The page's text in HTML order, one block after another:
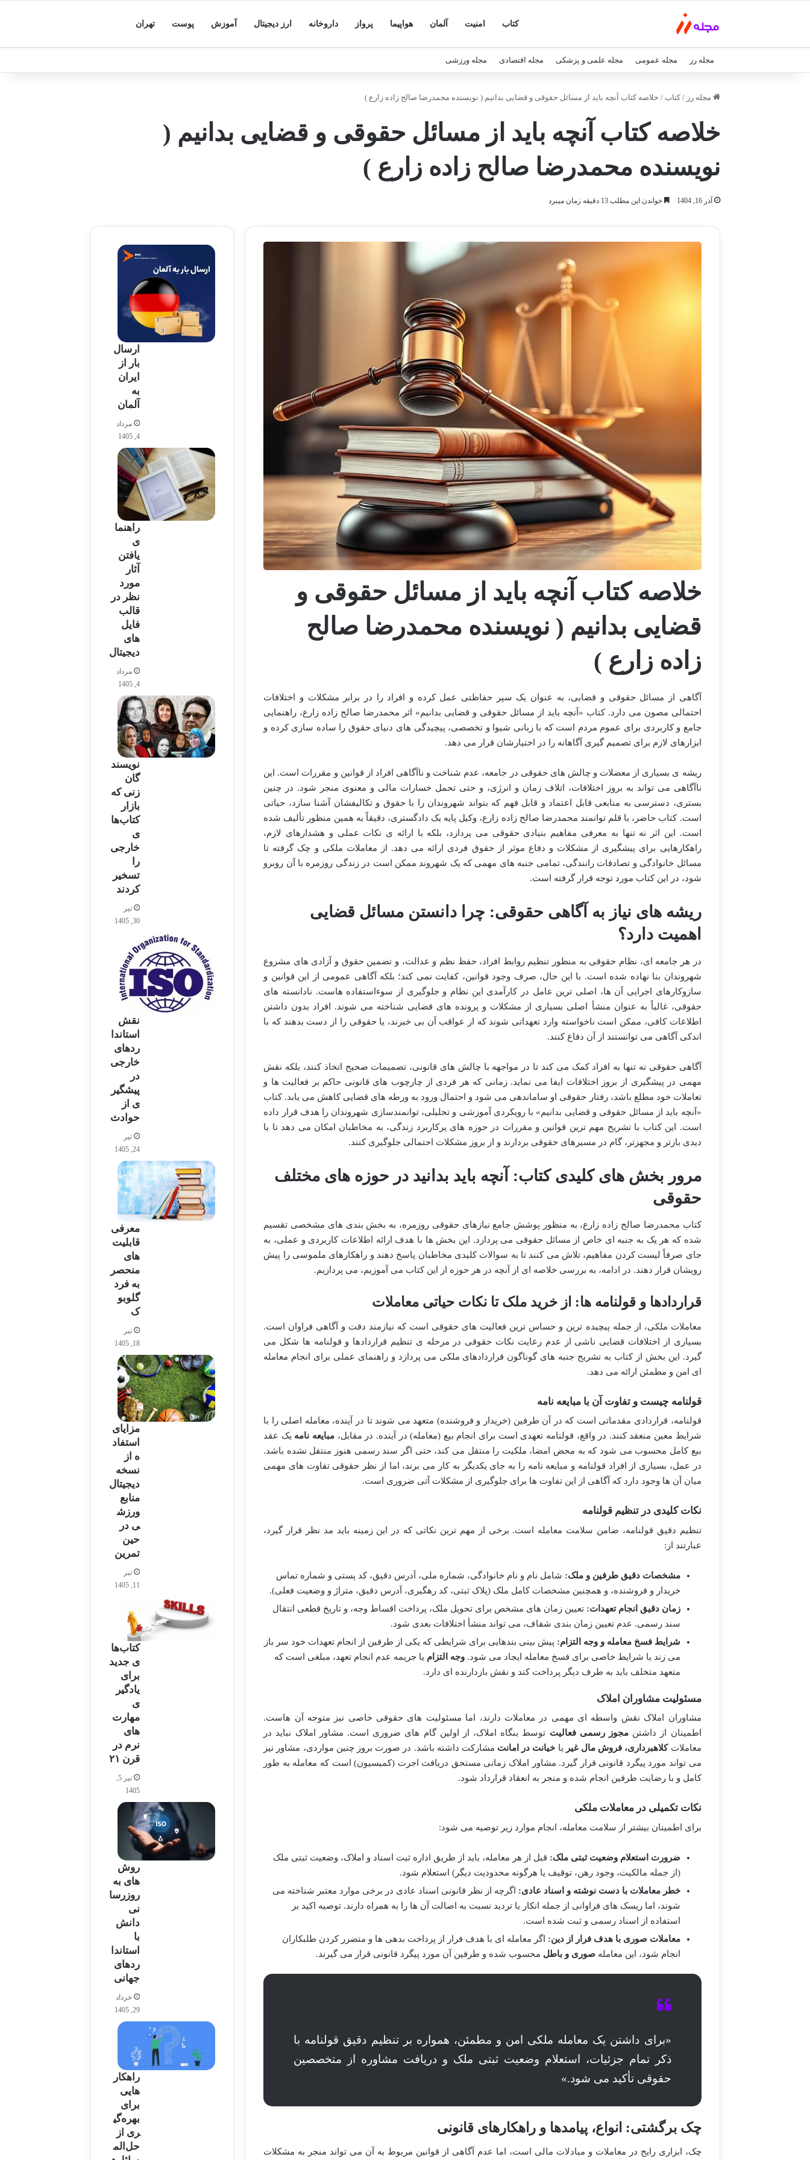
کتاب امنیت آلمان هواپیما پرواز داروخانه ارز دیجیتال آموزش پوست تهران
مجله رز مجله عمومی مجله علمی و پزشکی مجله اقتصادی مجله ورزشی
مجله رز / کتاب / خلاصه کتاب آنچه باید از مسائل حقوقی و قضایی بدانیم ( نویسنده محمدرضا صالح زاده زارع )
خلاصه کتاب آنچه باید از مسائل حقوقی و قضایی بدانیم (
نویسنده محمدرضا صالح زاده زارع )
آذر 16, 1404 خواندن این مطلب 13 دقیقه زمان میبرد
خلاصه کتاب آنچه باید از مسائل حقوقی و
قضایی بدانیم ( نویسنده محمدرضا صالح
زاده زارع )
آگاهی از مسائل حقوقی و قضایی، به عنوان یک سپر حفاظتی عمل کرده و افراد را در برابر مشکلات و اختلافات
احتمالی مصون می دارد. کتاب «آنچه باید از مسائل حقوقی و قضایی بدانیم» اثر محمدرضا صالح زاده زارع، راهنمایی
جامع و کاربردی برای عموم مردم است که با زبانی شیوا و تخصصی، پیچیدگی های دنیای حقوق را ساده سازی کرده و
ابزارهای لازم برای تصمیم گیری آگاهانه را در اختیارشان قرار می دهد.
ریشه ی بسیاری از معضلات و چالش های حقوقی در جامعه، عدم شناخت و ناآگاهی افراد از قوانین و مقررات است. این
ناآگاهی می تواند به بروز اختلافات، اتلاف زمان و انرژی، و حتی تحمل خسارات مالی و معنوی منجر شود. در چنین
بستری، دسترسی به منابعی قابل اعتماد و قابل فهم که بتواند شهروندان را با حقوق و تکالیفشان آشنا سازد، حیاتی
است. کتاب حاضر، با قلم توانمند محمدرضا صالح زاده زارع، وکیل پایه یک دادگستری، دقیقاً به همین منظور تألیف شده
است. این اثر نه تنها به معرفی مفاهیم بنیادی حقوقی می پردازد، بلکه با ارائه ی نکات عملی و هشدارهای لازم،
راهکارهایی برای پیشگیری از مشکلات و دفاع موثر از حقوق فردی ارائه می دهد. از معاملات ملکی و چک گرفته تا
مسائل خانوادگی و تصادفات رانندگی، تمامی جنبه های مهمی که یک شهروند ممکن است در زندگی روزمره با آن روبرو
شود، در این کتاب مورد توجه قرار گرفته است.
ریشه های نیاز به آگاهی حقوقی: چرا دانستن مسائل قضایی
اهمیت دارد؟
در هر جامعه ای، نظام حقوقی به منظور تنظیم روابط افراد، حفظ نظم و عدالت، و تضمین حقوق و آزادی های مشروع
شهروندان بنا نهاده شده است. با این حال، صرف وجود قوانین، کفایت نمی کند؛ بلکه آگاهی عمومی از این قوانین و
سازوکارهای اجرایی آن ها، اصلی ترین عامل در کارآمدی این نظام و جلوگیری از سوءاستفاده هاست. نادانسته های
حقوقی، غالباً به عنوان منشأ اصلی بسیاری از مشکلات و پرونده های قضایی شناخته می شوند. افراد بدون داشتن
اطلاعات کافی، ممکن است ناخواسته وارد تعهداتی شوند که از عواقب آن بی خبرند، یا حقوقی را از دست بدهند که با
اندکی آگاهی می توانستند از آن دفاع کنند.
آگاهی حقوقی نه تنها به افراد کمک می کند تا در مواجهه با چالش های قانونی، تصمیمات صحیح اتخاذ کنند، بلکه نقش
مهمی در پیشگیری از بروز اختلافات ایفا می نماید. زمانی که هر فردی از چارچوب های قانونی حاکم بر فعالیت ها و
تعاملات خود مطلع باشد، رفتار حقوقی او ساماندهی می شود و احتمال ورود به ورطه های قضایی کاهش می یابد. کتاب
«آنچه باید از مسائل حقوقی و قضایی بدانیم» با رویکردی آموزشی و تحلیلی، توانمندسازی شهروندان را هدف قرار داده
است. این کتاب با تشریح مهم ترین قوانین و مقررات در حوزه های پرکاربرد زندگی، به مخاطبان امکان می دهد تا با
دیدی بازتر و مجهزتر، گام در مسیرهای حقوقی بردارند و از بروز مشکلات احتمالی جلوگیری کنند.
مرور بخش های کلیدی کتاب: آنچه باید بدانید در حوزه های مختلف
حقوقی
کتاب محمدرضا صالح زاده زارع، به منظور پوشش جامع نیازهای حقوقی روزمره، به بخش بندی های مشخصی تقسیم
شده که هر یک به جنبه ای خاص از مسائل حقوقی می پردازد. این بخش ها با هدف ارائه اطلاعات کاربردی و عملی، به
جای صرفاً لیست کردن مفاهیم، تلاش می کنند تا به سوالات کلیدی مخاطبان پاسخ دهند و راهکارهای ملموسی را پیش
رویشان قرار دهند. در ادامه، به بررسی خلاصه ای از آنچه در هر حوزه از این کتاب می آموزیم، می پردازیم.
قراردادها و قولنامه ها: از خرید ملک تا نکات حیاتی معاملات
معاملات ملکی، از جمله پیچیده ترین و حساس ترین فعالیت های حقوقی است که نیازمند دقت و آگاهی فراوان است.
بسیاری از اختلافات قضایی ناشی از عدم رعایت نکات حقوقی در مرحله ی تنظیم قراردادها و قولنامه ها شکل می
گیرد. این بخش از کتاب به تشریح جنبه های گوناگون قراردادهای ملکی می پردازد و راهنمای عملی برای انجام معامله
ای امن و مطمئن ارائه می دهد.
قولنامه چیست و تفاوت آن با مبایعه نامه
قولنامه، قراردادی مقدماتی است که در آن طرفین (خریدار و فروشنده) متعهد می شوند تا در آینده، معامله اصلی را با
شرایط معین منعقد کنند. در واقع، قولنامه تعهدی است برای انجام بیع (معامله) در آینده. در مقابل، مبایعه نامه یک عقد
بیع کامل محسوب می شود که به محض امضا، ملکیت را منتقل می کند، حتی اگر سند رسمی هنوز منتقل نشده باشد.
در عمل، بسیاری از افراد قولنامه و مبایعه نامه را به جای یکدیگر به کار می برند، اما از نظر حقوقی تفاوت های مهمی
میان آن ها وجود دارد که آگاهی از این تفاوت ها برای جلوگیری از مشکلات آتی ضروری است.
نکات کلیدی در تنظیم قولنامه
تنظیم دقیق قولنامه، ضامن سلامت معامله است. برخی از مهم ترین نکاتی که در این زمینه باید مد نظر قرار گیرد،
عبارتند از:
مشخصات دقیق طرفین و ملک: شامل نام و نام خانوادگی، شماره ملی، آدرس دقیق، کد پستی و شماره تماس
خریدار و فروشنده، و همچنین مشخصات کامل ملک (پلاک ثبتی، کد رهگیری، آدرس دقیق، متراژ و وضعیت فعلی).
زمان دقیق انجام تعهدات: تعیین زمان های مشخص برای تحویل ملک، پرداخت اقساط وجه، و تاریخ قطعی انتقال
سند رسمی. عدم تعیین زمان بندی شفاف، می تواند منشأ اختلافات بعدی شود.
شرایط فسخ معامله و وجه التزام: پیش بینی بندهایی برای شرایطی که یکی از طرفین از انجام تعهدات خود سر باز
می زند یا شرایط خاصی برای فسخ معامله ایجاد می شود.وجه التزام یا جریمه عدم انجام تعهد، مبلغی است که
متعهد متخلف باید به طرف دیگر پرداخت کند و نقش بازدارنده ای دارد.
مسئولیت مشاوران املاک
مشاوران املاک نقش واسطه ای مهمی در معاملات دارند، اما مسئولیت های حقوقی خاصی نیز متوجه آن هاست.
اطمینان از داشتن مجوز رسمی فعالیت توسط بنگاه املاک، از اولین گام های ضروری است. مشاور املاک نباید در
معاملاتکلاهبرداری، فروش مال غیر یا خیانت در امانت مشارکت داشته باشد. در صورت بروز چنین مواردی، مشاور نیز
می تواند مورد پیگرد قانونی قرار گیرد. مشاور املاک زمانی مستحق دریافت اجرت (کمیسیون) است که معامله به طور
کامل و با رضایت طرفین انجام شده و منجر به انعقاد قرارداد شود.
نکات تکمیلی در معاملات ملکی
برای اطمینان بیشتر از سلامت معامله، انجام موارد زیر توصیه می شود:
ضرورت استعلام وضعیت ثبتی ملک: قبل از هر معامله، باید از طریق اداره ثبت اسناد و املاک، وضعیت ثبتی ملک
(از جمله مالکیت، وجود رهن، توقیف یا هرگونه محدودیت دیگر) استعلام شود.
خطر معاملات با دست نوشته و اسناد عادی: اگرچه از نظر قانونی اسناد عادی در برخی موارد معتبر شناخته می
شوند، اما ریسک های فراوانی از جمله انکار یا تردید نسبت به اصالت آن ها را به همراه دارند. توصیه اکید بر
استفاده از اسناد رسمی و ثبت شده است.
معاملات صوری با هدف فرار از دین: اگر معامله ای با هدف فرار از پرداخت بدهی ها و متضرر کردن طلبکاران
انجام شود، این معاملهصوری و باطل محسوب شده و طرفین آن مورد پیگرد قانونی قرار می گیرند.
«برای داشتن یک معامله ملکی امن و مطمئن، همواره بر تنظیم دقیق قولنامه با
ذکر تمام جزئیات، استعلام وضعیت ثبتی ملک و دریافت مشاوره از متخصصین
حقوقی تأکید می شود.»
چک برگشتی: انواع، پیامدها و راهکارهای قانونی
چک، ابزاری رایج در معاملات و مبادلات مالی است، اما عدم آگاهی از قوانین مربوط به آن می تواند منجر به مشکلات
ارسال
بار از
ایران
به
آلمان
مرداد
4, 1405
راهنما
ی
یافتن
آثار
مورد
نظر در
قالب
فایل
های
دیجیتال
مرداد
4, 1405
نویسند
گان
زنی که
بازار
کتاب‌ها
ی
خارجی
را
تسخیر
کردند
تیر
30, 1405
نقش
استاندا
ردهای
خارجی
در
پیشگیر
ی از
حوادث
تیر
24, 1405
معرفی
قابلیت
های
منحصر
به فرد
گلوبو
ک
تیر
18, 1405
مزایای
استفاد
ه از
نسخه
دیجیتال
منابع
ورزش
ی در
حین
تمرین
تیر
11, 1405
کتاب‌ها
ی جدید
برای
یادگیر
ی
مهارت‌
های
نرم در
قرن ۲۱
تیر 5,
1405
روش
های به
روزرسا
نی
دانش
با
استاندا
ردهای
جهانی
خرداد
29, 1405
راهکار
هایی
برای
بهره‌گی
ری از
حل‌الم